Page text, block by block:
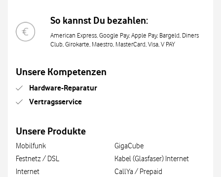
So kannst Du bezahlen:
American Express, Google Pay, Apple Pay, Bargeld, Diners
Club, Girokarte, Maestro, MasterCard, Visa, V PAY
Unsere Kompetenzen
Hardware-Reparatur
Vertragsservice
Unsere Produkte
Mobilfunk
Festnetz / DSL
Internet
GigaCube
Kabel (Glasfaser) Internet
CallYa / Prepaid